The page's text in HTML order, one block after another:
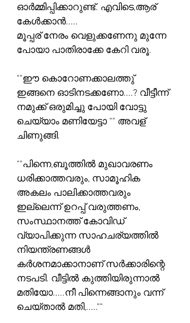
ഓർമ്മിപ്പിക്കാറുണ്ട്. എവിടെ,ആര്
കേൾക്കാൻ.....
മൂപ്പര് നേരം വെളുക്കണേനു മുന്നേ
പോയാ പാതിരാക്കേ കേറി വരൂ.
""ഈ കൊറോണക്കാലത്തു്
ഇങ്ങനെ ഓടിനടക്കണോ....? വീട്ടീന്ന്
നമുക്ക് ഒരുമിച്ചു പോയി വോട്ടു
ചെയ്യാം മണിയേട്ടാ "" അവള്
ചിണുങ്ങി.
""പിന്നെ,ബൂത്തിൽ മുഖാവരണം
ധരിക്കാത്തവരും, സാമൂഹിക
അകലം പാലിക്കാത്തവരും
ഇല്ലെന്ന് ഉറപ്പ് വരുത്തണം,
സംസ്ഥാനത്ത് കോവിഡ്
വ്യാപിക്കുന്ന സാഹചര്യത്തിൽ
നിയന്ത്രണങ്ങൾ
കർശനമാക്കാനാണ് സർക്കാരിന്റെ
നടപടി. വീട്ടിൽ കുത്തിയിരുന്നാൽ
മതിയോ.....നീ പിന്നെങ്ങാനും വന്ന്
ചെയ്താൽ മതി,.....""